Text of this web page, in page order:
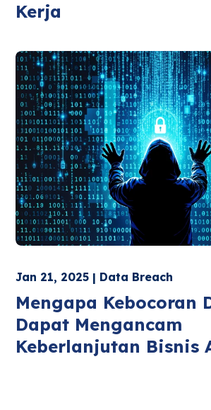
Kerja
Jan 21, 2025 | Data Breach
Mengapa Kebocoran
Dapat Mengancam
Keberlanjutan Bisnis